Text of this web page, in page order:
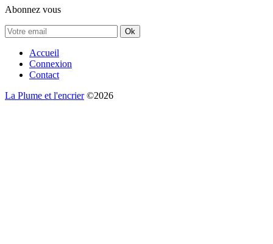
Abonnez vous
Ok
Accueil
Connexion
Contact
La Plume et l'encrier©2026